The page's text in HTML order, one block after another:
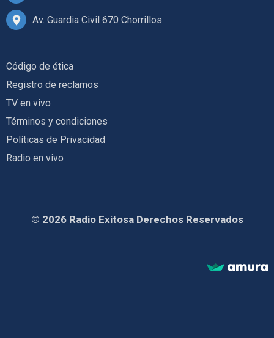
Av. Guardia Civil 670 Chorrillos
Código de ética
Registro de reclamos
TV en vivo
Términos y condiciones
Políticas de Privacidad
Radio en vivo
© 2026 Radio Exitosa Derechos Reservados